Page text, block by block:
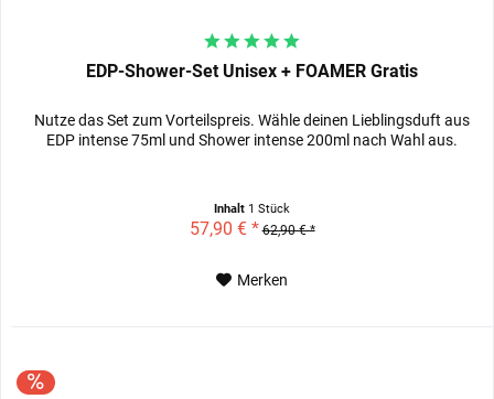
EDP-Shower-Set Unisex + FOAMER Gratis
Nutze das Set zum Vorteilspreis. Wähle deinen Lieblingsduft aus
EDP intense 75ml und Shower intense 200ml nach Wahl aus.
Inhalt 1 Stück
57,90 € * 62,90 € *
Merken